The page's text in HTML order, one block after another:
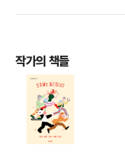
작가의 책들